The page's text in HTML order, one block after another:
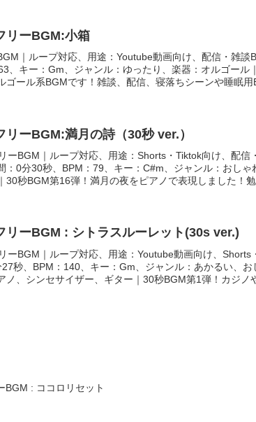
リーBGM:小箱
｜ループ対応、用途：Youtube動画向け、配信・雑談
、キー：Gm、ジャンル：ゆったり、楽器：オルゴール
ゴール系BGMです！雑談、配信、寝落ちシーンや睡眠用
リーBGM:満月の詩（30秒 ver.）
ーBGM｜ループ対応、用途：Shorts・Tiktok向け、配信
：0分30秒、BPM：79、キー：C#m、ジャンル：おしゃ
30秒BGM第16弾！満月の夜をピアノで表現しました！
リーBGM : シトラスルーレット(30s ver.)
ーBGM｜ループ対応、用途：Youtube動画向け、Shorts
27秒、BPM：140、キー：Gm、ジャンル：あかるい、
ノ、シンセサイザー、ギター｜30秒BGM第1弾！カジノ
BGM : ココロリセット